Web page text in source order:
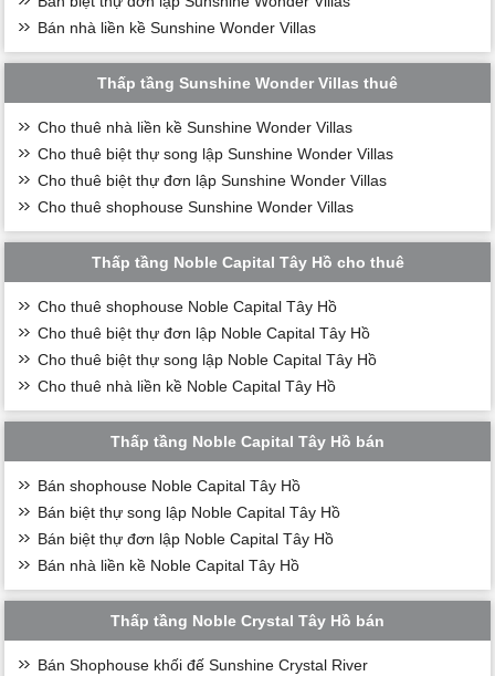
Bán nhà liền kề Sunshine Wonder Villas
Thấp tầng Sunshine Wonder Villas thuê
Cho thuê nhà liền kề Sunshine Wonder Villas
Cho thuê biệt thự song lập Sunshine Wonder Villas
Cho thuê biệt thự đơn lập Sunshine Wonder Villas
Cho thuê shophouse Sunshine Wonder Villas
Thấp tầng Noble Capital Tây Hồ cho thuê
Cho thuê shophouse Noble Capital Tây Hồ
Cho thuê biệt thự đơn lập Noble Capital Tây Hồ
Cho thuê biệt thự song lập Noble Capital Tây Hồ
Cho thuê nhà liền kề Noble Capital Tây Hồ
Thấp tầng Noble Capital Tây Hồ bán
Bán shophouse Noble Capital Tây Hồ
Bán biệt thự song lập Noble Capital Tây Hồ
Bán biệt thự đơn lập Noble Capital Tây Hồ
Bán nhà liền kề Noble Capital Tây Hồ
Thấp tầng Noble Crystal Tây Hồ bán
Bán Shophouse khối đế Sunshine Crystal River